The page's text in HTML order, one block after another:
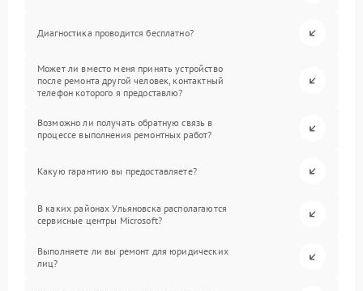
Диагностика проводится бесплатно?
Может ли вместо меня принять устройство
после ремонта другой человек, контактный
телефон которого я предоставлю?
Возможно ли получать обратную связь в
процессе выполнения ремонтных работ?
Какую гарантию вы предоставляете?
В каких районах Ульяновска располагаются
сервисные центры Microsoft?
Выполняете ли вы ремонт для юридических
лиц?